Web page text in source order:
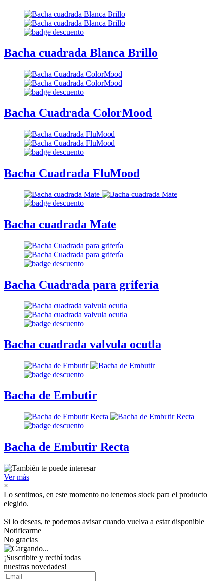
Bacha cuadrada Blanca Brillo
Bacha Cuadrada ColorMood
Bacha Cuadrada FluMood
Bacha cuadrada Mate
Bacha Cuadrada para grifería
Bacha cuadrada valvula ocutla
Bacha de Embutir
Bacha de Embutir Recta
Ver más
×
Lo sentimos, en este momento no tenemos stock para el producto
elegido.
Si lo deseas, te podemos avisar cuando vuelva a estar disponible
Notificarme
No gracias
¡Suscribite y recibí todas
nuestras novedades!